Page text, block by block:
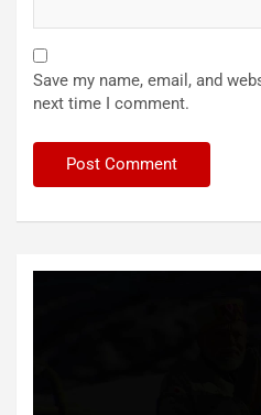
Save my name, email, and
next time I comment.